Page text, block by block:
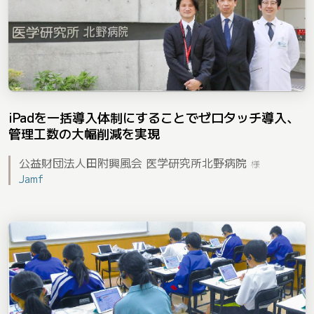
iPadを一括導入体制にすることでゼロタッチ導入、
管理工数の大幅削減を実現
公益財団法人田附興風会 医学研究所北野病院 様
Jamf